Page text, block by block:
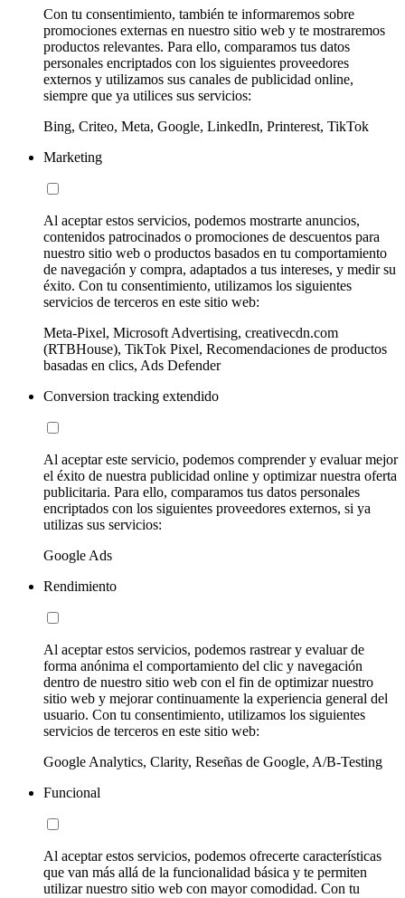
Con tu consentimiento, también te informaremos sobre
promociones externas en nuestro sitio web y te mostraremos
productos relevantes. Para ello, comparamos tus datos
personales encriptados con los siguientes proveedores
externos y utilizamos sus canales de publicidad online,
siempre que ya utilices sus servicios:
Bing, Criteo, Meta, Google, LinkedIn, Printerest, TikTok
Marketing
Al aceptar estos servicios, podemos mostrarte anuncios,
contenidos patrocinados o promociones de descuentos para
nuestro sitio web o productos basados en tu comportamiento
de navegación y compra, adaptados a tus intereses, y medir su
éxito. Con tu consentimiento, utilizamos los siguientes
servicios de terceros en este sitio web:
Meta-Pixel, Microsoft Advertising, creativecdn.com
(RTBHouse), TikTok Pixel, Recomendaciones de productos
basadas en clics, Ads Defender
Conversion tracking extendido
Al aceptar este servicio, podemos comprender y evaluar mejor
el éxito de nuestra publicidad online y optimizar nuestra oferta
publicitaria. Para ello, comparamos tus datos personales
encriptados con los siguientes proveedores externos, si ya
utilizas sus servicios:
Google Ads
Rendimiento
Al aceptar estos servicios, podemos rastrear y evaluar de
forma anónima el comportamiento del clic y navegación
dentro de nuestro sitio web con el fin de optimizar nuestro
sitio web y mejorar continuamente la experiencia general del
usuario. Con tu consentimiento, utilizamos los siguientes
servicios de terceros en este sitio web:
Google Analytics, Clarity, Reseñas de Google, A/B-Testing
Funcional
Al aceptar estos servicios, podemos ofrecerte características
que van más allá de la funcionalidad básica y te permiten
utilizar nuestro sitio web con mayor comodidad. Con tu